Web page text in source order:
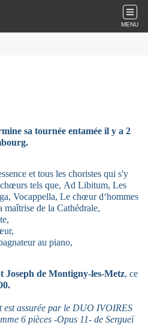
MENU
sa tournée entamée il y a 2
et tous les choristes qui s'y
chœurs tels que, Ad Libitum, Les
Vocappella, Le chœur d‘hommes
de la Cathédrale,
au piano,
Joseph de Montigny-les-Metz, ce
est assurée par le DUO IVOIRES
6 pièces -Opus 11- de Sergueï